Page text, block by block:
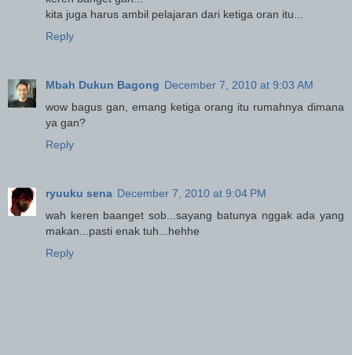
kita juga harus ambil pelajaran dari ketiga oran itu...
Reply
Mbah Dukun Bagong December 7, 2010 at 9:03 AM
wow bagus gan, emang ketiga orang itu rumahnya dimana
ya gan?
Reply
ryuuku sena December 7, 2010 at 9:04 PM
wah keren baanget sob...sayang batunya nggak ada yang
makan...pasti enak tuh...hehhe
Reply